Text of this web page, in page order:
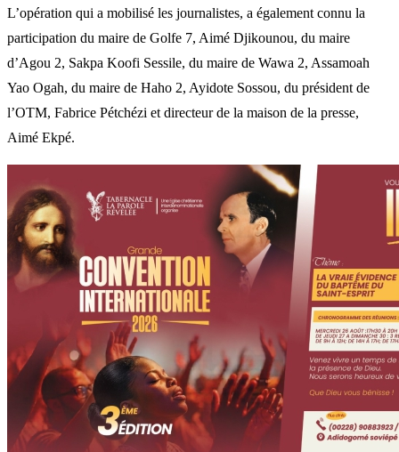
L’opération qui a mobilisé les journalistes, a également connu la
participation du maire de Golfe 7, Aimé Djikounou, du maire
d’Agou 2, Sakpa Koofi Sessile, du maire de Wawa 2, Assamoah
Yao Ogah, du maire de Haho 2, Ayidote Sossou, du président de
l’OTM, Fabrice Pétchézi et directeur de la maison de la presse,
Aimé Ekpé.